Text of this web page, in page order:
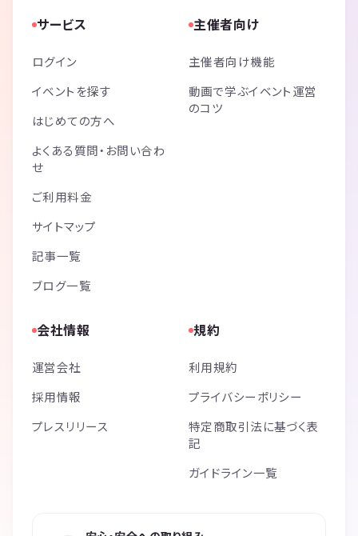
サービス
ログイン
イベントを探す
はじめての方へ
よくある質問・お問い合わ
せ
ご利用料金
サイトマップ
記事一覧
ブログ一覧
主催者向け
主催者向け機能
動画で学ぶイベント運営
のコツ
会社情報
運営会社
採用情報
プレスリリース
規約
利用規約
プライバシーポリシー
特定商取引法に基づく表
記
ガイドライン一覧